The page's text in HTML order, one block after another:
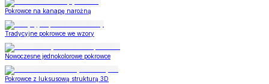
Pokrowce na kanapę narożną
Tradycyjne pokrowce we wzory
Nowoczesne jednokolorowe pokrowce
Pokrowce z luksusową strukturą 3D